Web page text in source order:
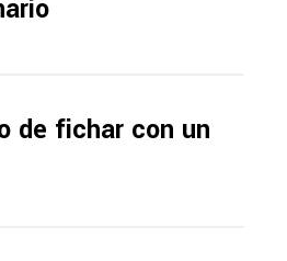
de fichar con un